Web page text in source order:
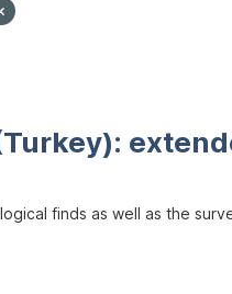
finds as well as the